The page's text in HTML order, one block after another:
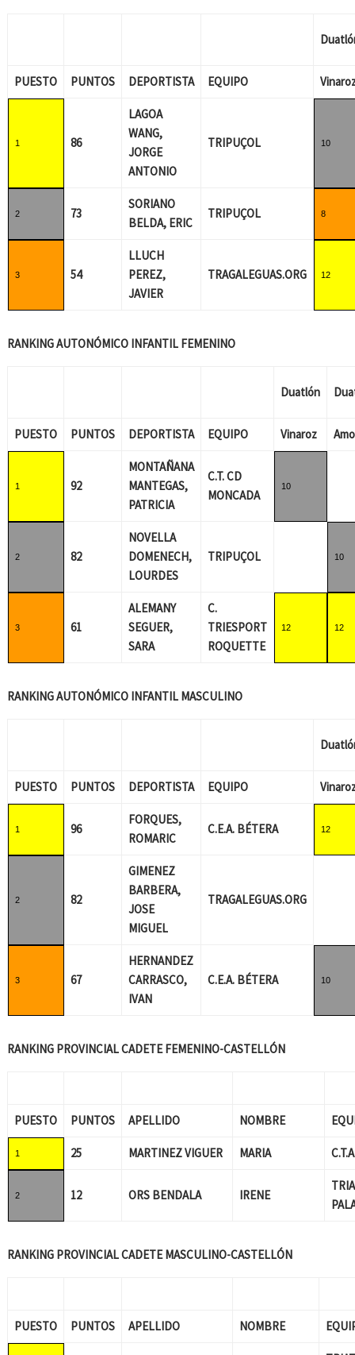
PUESTO PUNTOS DEPORTISTA EQUIPO
1 86
LAGOA
WANG,
JORGE
ANTONIO
TRIPUÇOL 10
2 73
SORIANO
BELDA, ERIC
TRIPUÇOL 8
3 54
LLUCH
PEREZ,
JAVIER
TRAGALEGUAS.ORG 12
RANKING AUTONÓMICO INFANTIL FEMENINO
Duatlón
PUESTO PUNTOS DEPORTISTA EQUIPO Vinaroz
1 92
MONTAÑANA
MANTEGAS,
PATRICIA
C.T. CD
MONCADA
10
2 82
NOVELLA
DOMENECH,
LOURDES
TRIPUÇOL 10
3 61
ALEMANY
SEGUER,
SARA
C.
TRIESPORT
ROQUETTE
12 12
RANKING AUTONÓMICO INFANTIL MASCULINO
PUESTO PUNTOS DEPORTISTA EQUIPO
1 96
FORQUES,
ROMARIC
C.E.A. BÉTERA 12
2 82
GIMENEZ
BARBERA,
JOSE
MIGUEL
TRAGALEGUAS.ORG
3 67
HERNANDEZ
CARRASCO,
IVAN
C.E.A. BÉTERA 10
RANKING PROVINCIAL CADETE FEMENINO-CASTELLÓN
PUESTO PUNTOS APELLIDO NOMBRE
1 25 MARTINEZ VIGUER MARIA
2 12 ORS BENDALA IRENE
RANKING PROVINCIAL CADETE MASCULINO-CASTELLÓN
PUESTO PUNTOS APELLIDO NOMBRE